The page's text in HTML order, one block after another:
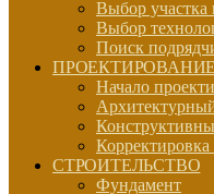
Выбор участка
Выбор
Поиск
ПРОЕКТИРОВАНИЕ
Начало
Корректировка
СТРОИТЕЛЬСТВО
Фундамент